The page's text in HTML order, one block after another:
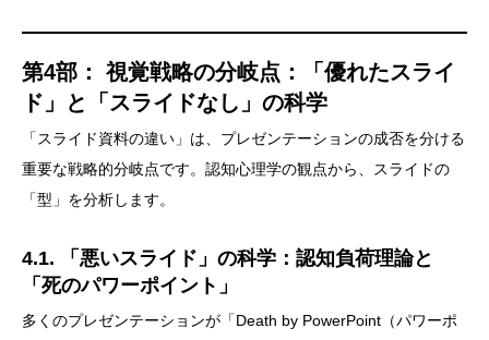
第4部： 視覚戦略の分岐点：「優れたスライ
ド」と「スライドなし」の科学
「スライド資料の違い」は、プレゼンテーションの成否を分ける
重要な戦略的分岐点です。認知心理学の観点から、スライドの
「型」を分析します。
4.1. 「悪いスライド」の科学：認知負荷理論と
「死のパワーポイント」
多くのプレゼンテーションが「Death by PowerPoint（パワーポ